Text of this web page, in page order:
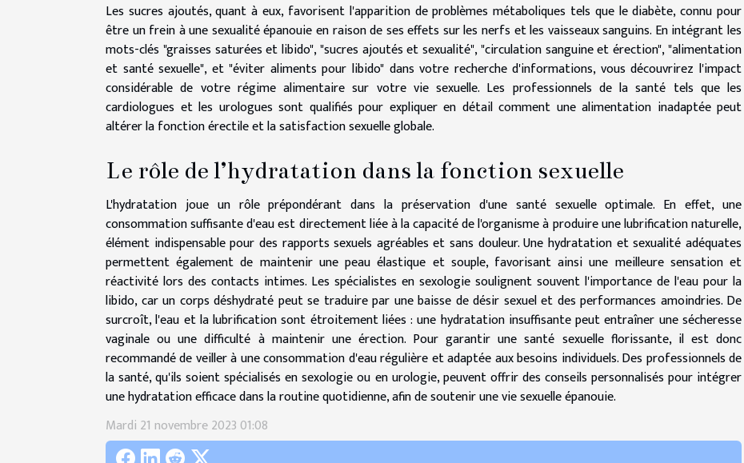
Les sucres ajoutés, quant à eux, favorisent l'apparition de problèmes métaboliques tels que le diabète, connu pour
être un frein à une sexualité épanouie en raison de ses effets sur les nerfs et les vaisseaux sanguins. En intégrant les
mots-clés "graisses saturées et libido", "sucres ajoutés et sexualité", "circulation sanguine et érection", "alimentation
et santé sexuelle", et "éviter aliments pour libido" dans votre recherche d'informations, vous découvrirez l'impact
considérable de votre régime alimentaire sur votre vie sexuelle. Les professionnels de la santé tels que les
cardiologues et les urologues sont qualifiés pour expliquer en détail comment une alimentation inadaptée peut
altérer la fonction érectile et la satisfaction sexuelle globale.
Le rôle de l’hydratation dans la fonction sexuelle
L'hydratation joue un rôle prépondérant dans la préservation d'une santé sexuelle optimale. En effet, une
consommation suffisante d'eau est directement liée à la capacité de l'organisme à produire une lubrification naturelle,
élément indispensable pour des rapports sexuels agréables et sans douleur. Une hydratation et sexualité adéquates
permettent également de maintenir une peau élastique et souple, favorisant ainsi une meilleure sensation et
réactivité lors des contacts intimes. Les spécialistes en sexologie soulignent souvent l'importance de l'eau pour la
libido, car un corps déshydraté peut se traduire par une baisse de désir sexuel et des performances amoindries. De
surcroît, l'eau et la lubrification sont étroitement liées : une hydratation insuffisante peut entraîner une sécheresse
vaginale ou une difficulté à maintenir une érection. Pour garantir une santé sexuelle florissante, il est donc
recommandé de veiller à une consommation d'eau régulière et adaptée aux besoins individuels. Des professionnels de
la santé, qu'ils soient spécialisés en sexologie ou en urologie, peuvent offrir des conseils personnalisés pour intégrer
une hydratation efficace dans la routine quotidienne, afin de soutenir une vie sexuelle épanouie.
Mardi 21 novembre 2023 01:08